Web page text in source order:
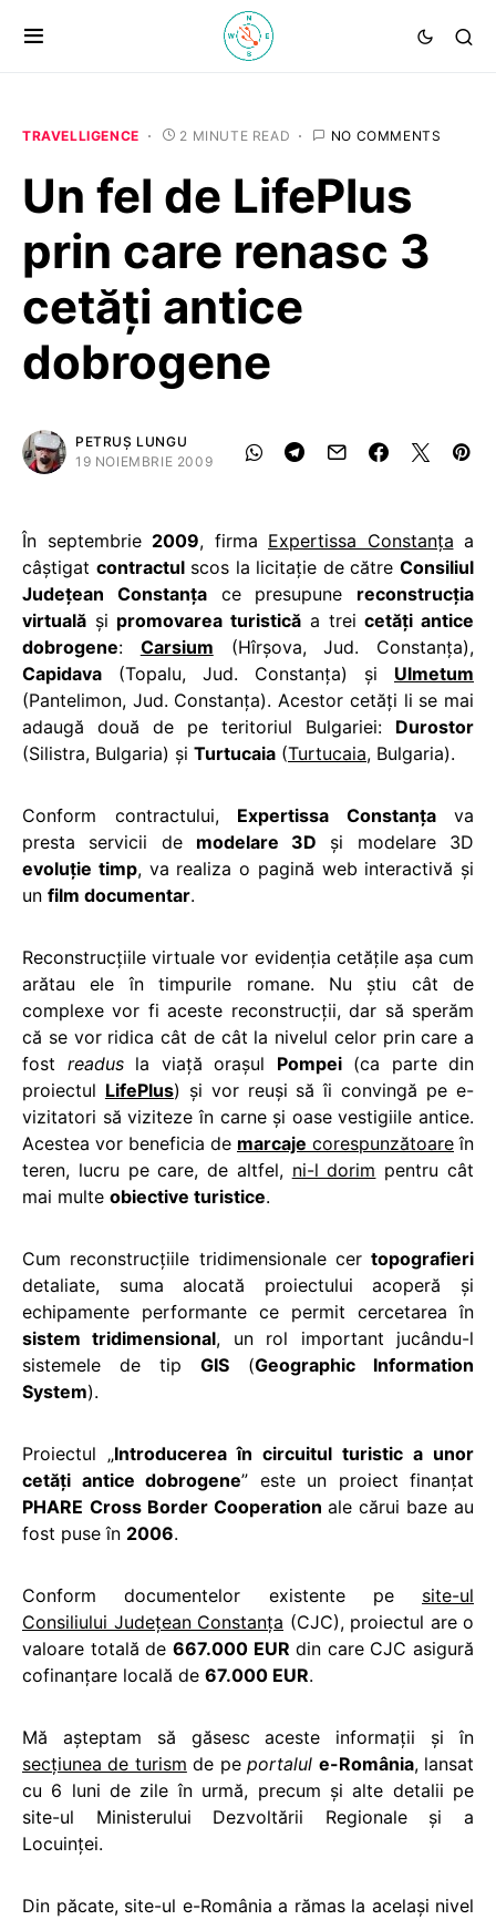
TRAVELLIGENCE 2 MINUTE READ NO COMMENTS
Un fel de LifePlus
prin care renasc 3
cetăţi antice
dobrogene
PETRUȘ LUNGU
19 NOIEMBRIE 2009
În septembrie 2009, firma Expertissa Constanţa a
câştigat contractulscos la licitaţie de cătreConsiliul
Judeţean Constanţace presupune reconstrucţia
virtuală şi promovarea turistică a treicetăţi antice
dobrogene: Carsium (Hîrşova, Jud. Constanţa),
Capidava (Topalu, Jud. Constanţa) şi Ulmetum
(Pantelimon, Jud. Constanţa). Acestor cetăţi li se mai
adaugă două de pe teritoriul Bulgariei: Durostor
(Silistra, Bulgaria) şi Turtucaia (Turtucaia, Bulgaria).
Conform contractului, Expertissa Constanţava
presta servicii de modelare 3D şi modelare 3D
evoluţie timp, va realiza o pagină web interactivă şi
un film documentar.
Reconstrucţiile virtuale vor evidenţia cetăţile aşa cum
arătau ele în timpurile romane. Nu ştiu cât de
complexe vor fi aceste reconstrucţii, dar să sperăm
că se vor ridica cât de cât la nivelul celor prin care a
fost readusla viaţă oraşul Pompei(ca parte din
proiectul LifePlus) şi vor reuşi să îi convingă pe e-
vizitatori să viziteze în carne şi oase vestigiile antice.
Acestea vor beneficia de marcaje corespunzătoare în
teren, lucru pe care, de altfel, ni-l dorim pentru cât
mai multe obiective turistice.
Cum reconstrucţiile tridimensionale cer topografieri
detaliate, suma alocată proiectului acoperă şi
echipamente performante ce permit cercetarea în
sistem tridimensional, un rol important jucându-l
sistemele de tip GIS (Geographic Information
System).
Proiectul „Introducerea în circuitul turistic a unor
cetăţi antice dobrogene” este un proiect finanţat
PHARE Cross Border Cooperation ale cărui baze au
fost puse în 2006.
Conform documentelor existente pe site-ul
Consiliului Judeţean Constanţa (CJC), proiectul are o
valoare totală de 667.000 EUR din care CJC asigură
cofinanţare locală de 67.000 EUR.
Mă aşteptam să găsesc aceste informaţii şi în
secţiunea de turism de peportalul e-România, lansat
cu 6 luni de zile în urmă, precum şi alte detalii pe
site-ul Ministerului Dezvoltării Regionale şi a
Locuinţei.
Din păcate, site-ul e-România a rămas la acelaşi nivel